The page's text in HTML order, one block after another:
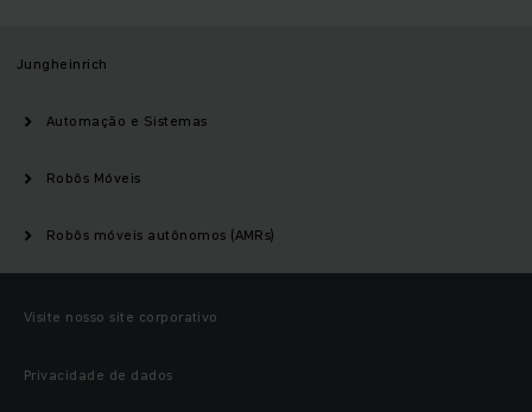
Jungheinrich
Automação e Sistemas
Robôs Móveis
Robôs móveis autônomos (AMRs)
Visite nosso site corporativo
Privacidade de dados